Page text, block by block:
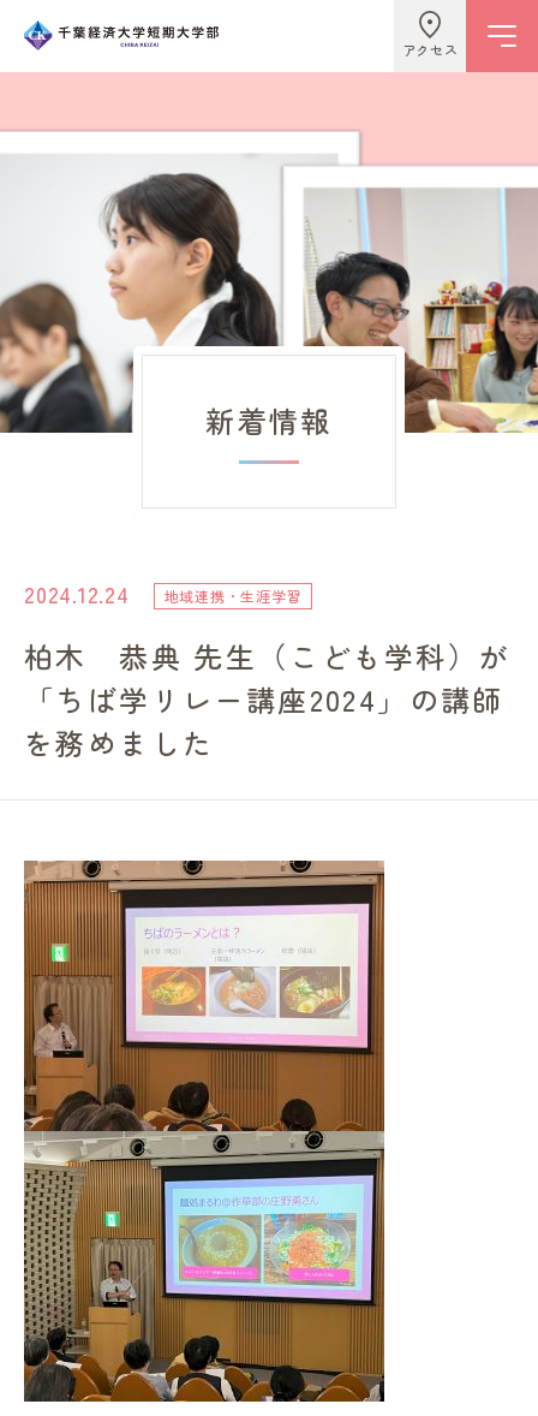
アクセス
学校情報
ビジネスライフ学科
こども学科
キャンパスライフ
進路・就職情報
レンガ棟について
受験生のみなさまへ
高校の先生方へ
地域・一般の方へ
企業・園・施設の方へ
in Campus
総合図書館
プライバシーポリシー
新着情報
2024.12.24 地域連携・生涯学習
柏木 恭典 先生（こども学科）が
「ちば学リレー講座2024」の講師
を務めました